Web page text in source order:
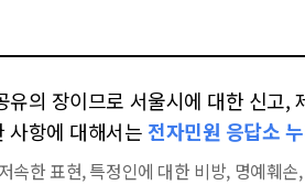
유의 장이므로 서울시에 대한 신고,
사항에 대해서는 전자민원 응답소
속한 표현, 특정인에 대한 비방, 명예훼손